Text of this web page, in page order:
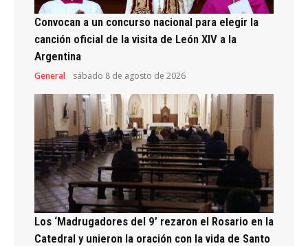
Convocan a un concurso nacional para elegir la
canción oficial de la visita de León XIV a la
Argentina
General sábado 8 de agosto de 2026
Los ‘Madrugadores del 9’ rezaron el Rosario en la
Catedral y unieron la oración con la vida de Santo